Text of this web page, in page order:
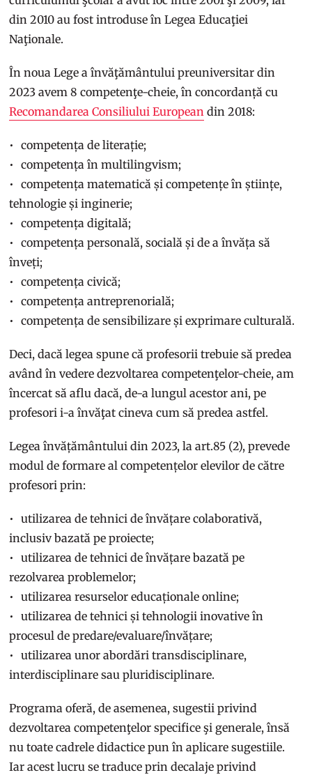
din 2010 au fost introduse în Legea Educaţiei
Naţionale.
În noua Lege a învăţământului preuniversitar din
2023 avem 8 competenţe-cheie, în concordanță cu
Recomandarea Consiliului European din 2018:
competența de literație;
competența în multilingvism;
competența matematică și competențe în științe,
tehnologie și inginerie;
competența digitală;
competența personală, socială și de a învăța să
înveți;
competența civică;
competența antreprenorială;
competența de sensibilizare și exprimare culturală.
Deci, dacă legea spune că profesorii trebuie să predea
având în vedere dezvoltarea competenţelor-cheie, am
încercat să aflu dacă, de-a lungul acestor ani, pe
profesori i-a învăţat cineva cum să predea astfel.
Legea învățământului din 2023, la art.85 (2), prevede
modul de formare al competențelor elevilor de către
profesori prin:
utilizarea de tehnici de învățare colaborativă,
inclusiv bazată pe proiecte;
utilizarea de tehnici de învățare bazată pe
rezolvarea problemelor;
utilizarea resurselor educaționale online;
utilizarea de tehnici și tehnologii inovative în
procesul de predare/evaluare/învățare;
utilizarea unor abordări transdisciplinare,
interdisciplinare sau pluridisciplinare.
Programa oferă, de asemenea, sugestii privind
dezvoltarea competenţelor specifice şi generale, însă
nu toate cadrele didactice pun în aplicare sugestiile.
Iar acest lucru se traduce prin decalaje privind